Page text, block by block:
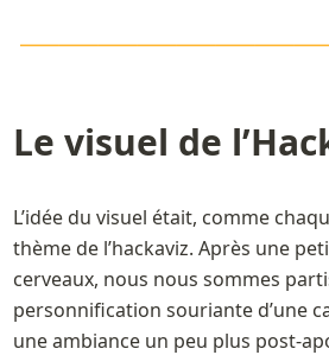
Le visuel de
L’idée du visuel était, comme
thème de l’hackaviz. Après une
cerveaux, nous nous sommes
personnification souriante d’une
une ambiance un peu plus post-